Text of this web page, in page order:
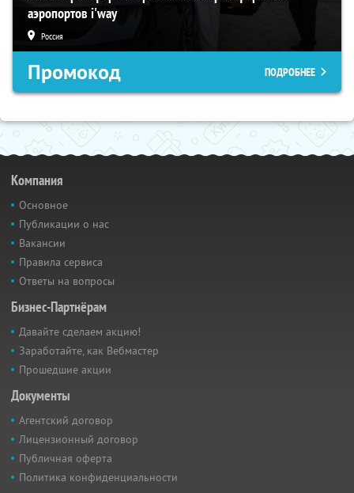
аэропортов i'way
Россия
Промокод ПОДРОБНЕЕ
Компания
Основное
Публикации о нас
Вакансии
Правила сервиса
Ответы на вопросы
Бизнес-Партнёрам
Давайте сделаем акцию!
Заработайте, как Вебмастер
Прошедшие акции
Документы
Агентский договор
Лицензионный договор
Публичная оферта
Политика конфиденциальности